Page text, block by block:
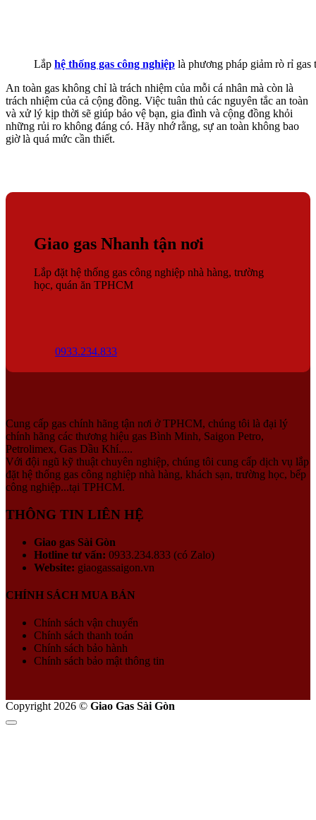
Lắp hệ thống gas công nghiệp là phương pháp giảm rò rỉ gas
An toàn gas không chỉ là trách nhiệm của mỗi cá nhân mà còn là
trách nhiệm của cả cộng đồng. Việc tuân thủ các nguyên tắc an toàn
và xử lý kịp thời sẽ giúp bảo vệ bạn, gia đình và cộng đồng khỏi
những rủi ro không đáng có. Hãy nhớ rằng, sự an toàn không bao
giờ là quá mức cần thiết.
Giao gas Nhanh tận nơi
Lắp đặt hệ thống gas công nghiệp nhà hàng, trường
học, quán ăn TPHCM
0933.234.833
Cung cấp gas chính hãng tận nơi ở TPHCM, chúng tôi là đại lý
chính hãng các thương hiệu gas Bình Minh, Saigon Petro,
Petrolimex, Gas Dầu Khí.....
Với đội ngũ kỹ thuật chuyên nghiệp, chúng tôi cung cấp dịch vụ lắp
đặt hệ thống gas công nghiệp nhà hàng, khách sạn, trường học, bếp
công nghiệp...tại TPHCM.
THÔNG TIN LIÊN HỆ
Giao gas Sài Gòn
Hotline tư vấn: 0933.234.833 (có Zalo)
Website: giaogassaigon.vn
CHÍNH SÁCH MUA BÁN
Chính sách vận chuyển
Chính sách thanh toán
Chính sách bảo hành
Chính sách bảo mật thông tin
Copyright 2026 © Giao Gas Sài Gòn